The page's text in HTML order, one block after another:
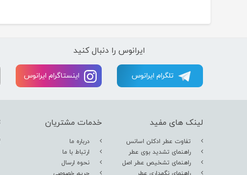
ایرانوس را دنبال کنید
تلگرام ایرانوس اینستاگرام ایرانوس
لینک های مفید
تفاوت عطر ادکلن اسانس
راهنمای تشدید بوی عطر
راهنمای تشخیص عطر اصل
خدمات مشتریان
درباره ما
ارتباط با ما
نحوه ارسال